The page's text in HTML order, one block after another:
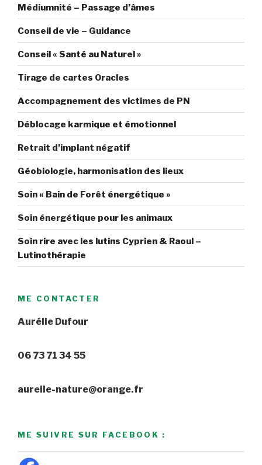
Médiumnité – Passage d’âmes
Conseil de vie – Guidance
Conseil « Santé au Naturel »
Tirage de cartes Oracles
Accompagnement des victimes de PN
Déblocage karmique et émotionnel
Retrait d’implant négatif
Géobiologie, harmonisation des lieux
Soin « Bain de Forêt énergétique »
Soin énergétique pour les animaux
Soin rire avec les lutins Cyprien & Raoul –
Lutinothérapie
ME CONTACTER
Aurélie Dufour
06 73 71 34 55
aurelie-nature@orange.fr
ME SUIVRE SUR FACEBOOK :